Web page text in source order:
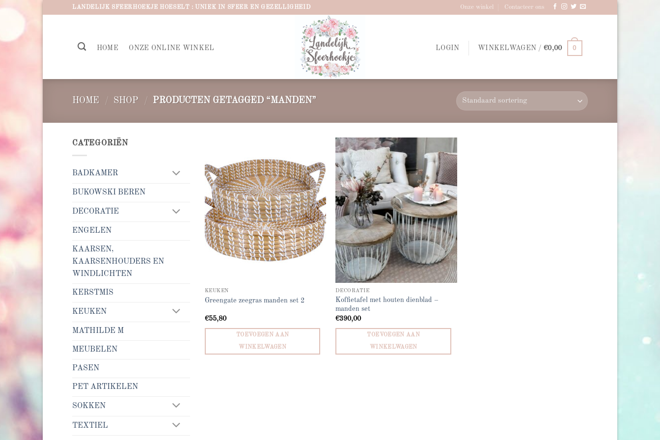
LANDELIJK SFEERHOEKJE HOESELT : UNIEK IN SFEER EN GEZELLIGHEID Onze winkel Contacteer ons
HOME ONZE ONLINE WINKEL LOGIN WINKELWAGEN /€0,00 0
HOME / SHOP / PRODUCTEN GETAGGED “MANDEN”
CATEGORIËN
BADKAMER
BUKOWSKI BEREN
DECORATIE
ENGELEN
KAARSEN,
KAARSENHOUDERS EN
WINDLICHTEN
KERSTMIS
KEUKEN
MATHILDE M
MEUBELEN
PASEN
PET ARTIKELEN
SOKKEN
TEXTIEL
Add to
wishlist
KEUKEN
Greengate zeegras manden set 2
€55,80
TOEVOEGEN AAN
WINKELWAGEN
Add to
wishlist
DECORATIE
Koffietafel met houten dienblad –
manden set
€390,00
TOEVOEGEN AAN
WINKELWAGEN